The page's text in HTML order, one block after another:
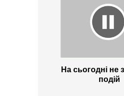
На сьогодні не
подій